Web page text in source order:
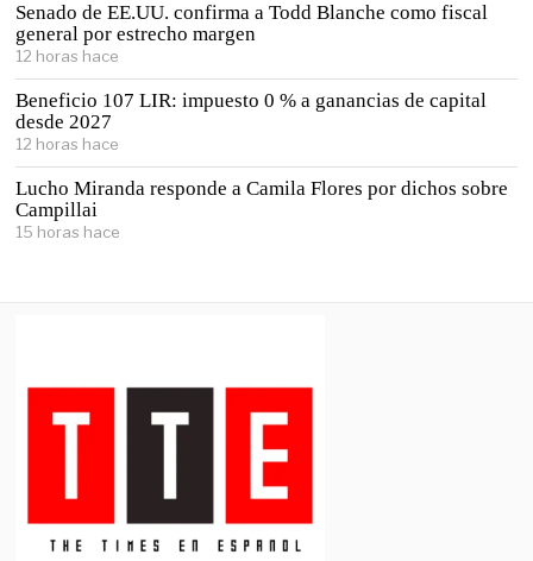
Senado de EE.UU. confirma a Todd Blanche como fiscal
general por estrecho margen
12 horas hace
Beneficio 107 LIR: impuesto 0 % a ganancias de capital
desde 2027
12 horas hace
Lucho Miranda responde a Camila Flores por dichos sobre
Campillai
15 horas hace